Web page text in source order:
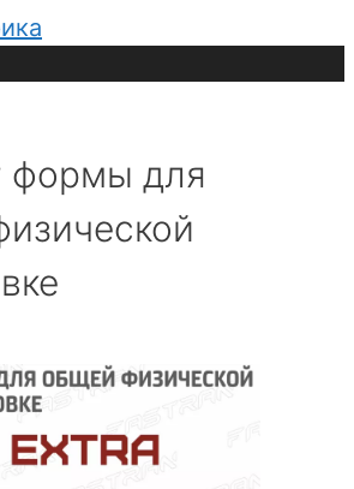
формы для